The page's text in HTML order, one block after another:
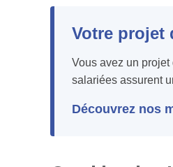
Votre projet
Vous avez un
salariées assurent
Découvrez nos